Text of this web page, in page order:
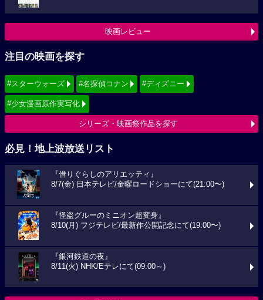
映画レビュー
注目の映画を探す
#スターウォーズ #名探偵コナン #ディズニー
#少女漫画原作実写化
シリーズ・映画祭作品を探す
必見！地上波放送リスト
『借りぐらしのアリエッティ』
8/7(金) 日本テレビ/金曜ロードショーにて(21:00〜)
『怪盗グルーのミニオン超変身』
8/10(月) フジテレビ/最新作公開記念にて(19:00〜)
『銀河鉄道の夜』
8/11(火) NHK/Eテレにて(09:00～)